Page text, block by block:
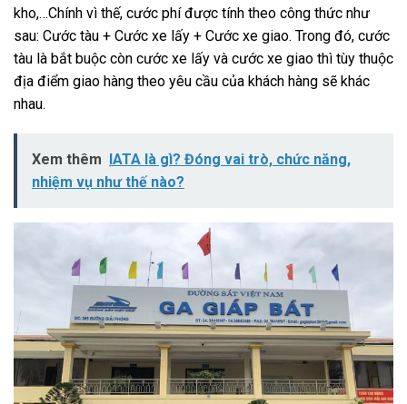
kho,…Chính vì thế, cước phí được tính theo công thức như
sau: Cước tàu + Cước xe lấy + Cước xe giao. Trong đó, cước
tàu là bắt buộc còn cước xe lấy và cước xe giao thì tùy thuộc
địa điểm giao hàng theo yêu cầu của khách hàng sẽ khác
nhau.
Xem thêm
IATA là gì? Đóng vai trò, chức năng,
nhiệm vụ như thế nào?